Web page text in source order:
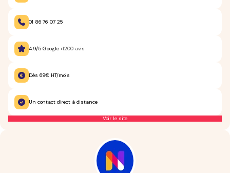
01 86 76 07 25
4.9/5 Google+1200 avis
Dès 69€ HT/mois
Un contact direct à distance
Voir le site